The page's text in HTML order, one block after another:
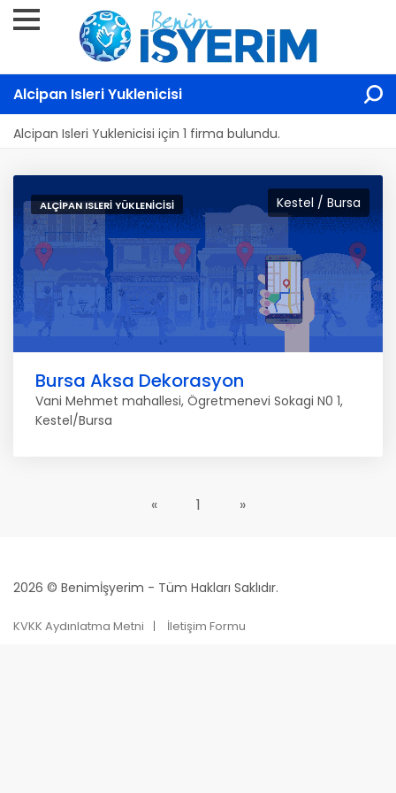
Alcipan Isleri Yuklenicisi
Alcipan Isleri Yuklenicisi için 1 firma bulundu.
Kestel / Bursa
ALÇIPAN ISLERI YÜKLENICISI
Bursa Aksa Dekorasyon
Vani Mehmet mahallesi, Ögretmenevi Sokagi N0 1,
Kestel/Bursa
« 1 »
2026 © Benimİşyerim - Tüm Hakları Saklıdır.
KVKK Aydınlatma Metni İletişim Formu